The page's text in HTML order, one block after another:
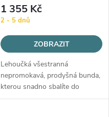
1 355 Kč
2 - 5 dnů
ZOBRAZIT
Lehoučká všestranná
nepromokavá, prodyšná bunda,
kterou snadno sbalíte do
malého pytlíku.